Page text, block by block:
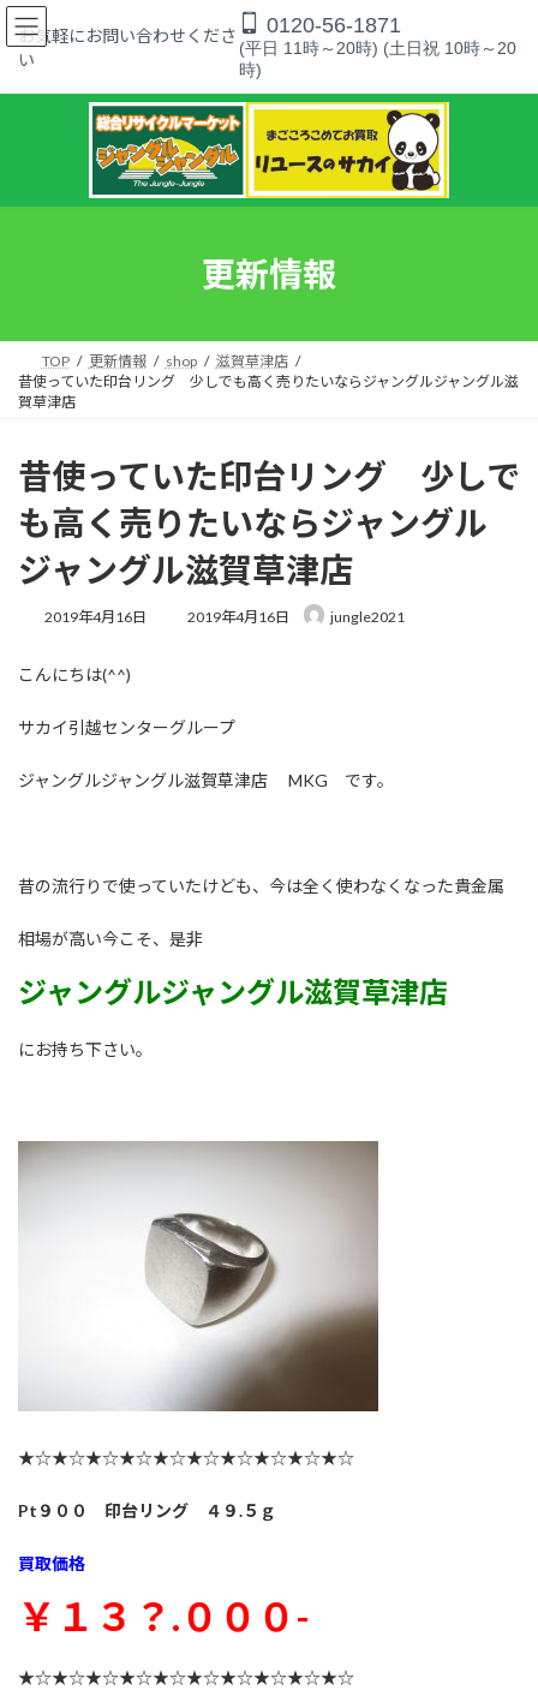
コ
ン
ッ
ナ
ビ
移
お気軽にお問い合わせくださ
い
0120-56-1871
(平日 11時～20時) (土日祝 10時～20
時)
更新情報
TOP 更新情報 shop
滋賀草津店
昔使っていた印台リング 少しでも高く売りたいならジャングルジャングル滋
賀草津店
昔使っていた印台リング 少しで
も高く売りたいならジャングル
ジャングル滋賀草津店
2019年4月16日
最
時
:
2019年4月16日 jungle2021
こんにちは(^^)
サカイ引越センターグループ
ジャングルジャングル滋賀草津店 MKG です。
昔の流行りで使っていたけども、今は全く使わなくなった貴金属
相場が高い今こそ、是非
ジャングルジャングル滋賀草津店
にお持ち下さい。
★☆★☆★☆★☆★☆★☆★☆★☆★☆★☆
Pt９００ 印台リング ４９.５ｇ
買取価格
￥１３？.０００-
★☆★☆★☆★☆★☆★☆★☆★☆★☆★☆